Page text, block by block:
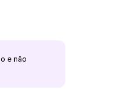
e não